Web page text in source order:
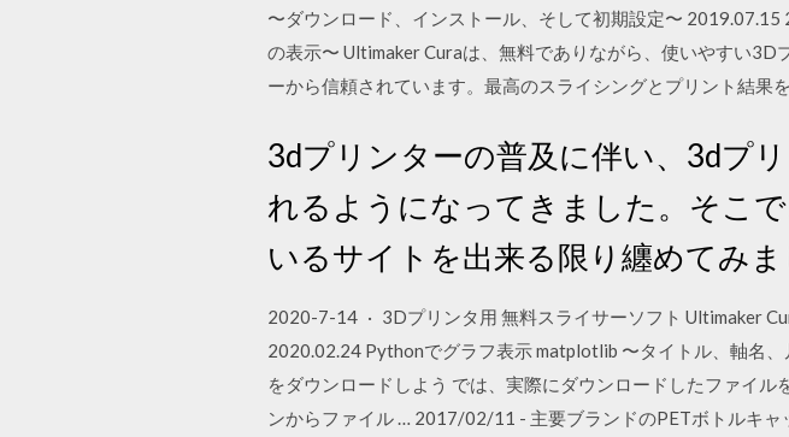
〜ダウンロード、インストール、そして初期設定〜
の表示〜 Ultimaker Curaは、無料でありながら、使いやすい
ーから信頼されています。最高のスライシングとプリント結果
3dプリンターの普及に伴い、3dプ
れるようになってきました。そこ
いるサイトを出来る限り纏めてみま
2020-7-14 · 3Dプリンタ用 無料スライサーソフト Ultimaker
2020.02.24 Pythonでグラフ表示 matplotlib 〜タイトル、軸名
をダウンロードしよう では、実際にダウンロードしたファイ
ンからファイル … 2017/02/11 - 主要ブランドのPETボトルキャ